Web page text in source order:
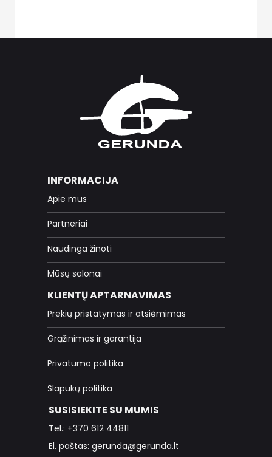
INFORMACIJA
Apie mus
Partneriai
Naudinga žinoti
Mūsų salonai
KLIENTŲ APTARNAVIMAS
Prekių pristatymas ir atsiėmimas
Grąžinimas ir garantija
Privatumo politika
Slapukų politika
SUSISIEKITE SU MUMIS
Tel.: +370 612 44811
El. paštas: gerunda@gerunda.lt